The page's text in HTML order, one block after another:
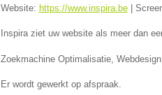
Website: https://www.inspira.be|
Inspira ziet uw website als meer dan
Zoekmachine Optimalisatie,
Er wordt gewerkt op afspraak.